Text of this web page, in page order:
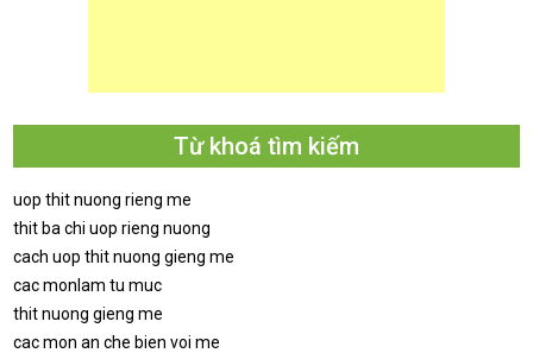
Từ khoá tìm kiếm
uop thit nuong rieng me
thit ba chi uop rieng nuong
cach uop thit nuong gieng me
cac monlam tu muc
thit nuong gieng me
cac mon an che bien voi me